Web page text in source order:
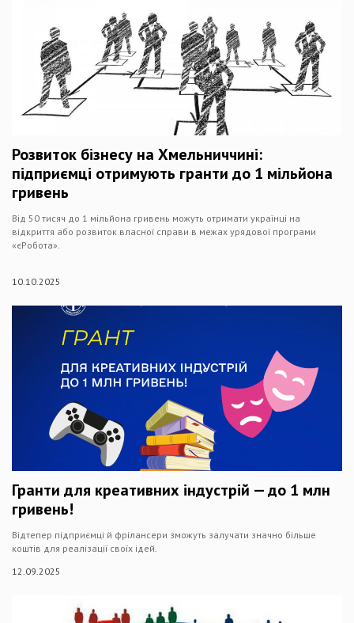
Розвиток бізнесу на Хмельниччині:
підприємці отримують гранти до 1 мільйона
гривень
Від 50 тисяч до 1 мільйона гривень можуть отримати українці на
відкриття або розвиток власної справи в межах урядової програми
«єРобота».
10.10.2025
Гранти для креативних індустрій — до 1 млн
гривень!
Відтепер підприємці й фрілансери зможуть залучати значно більше
коштів для реалізації своїх ідей.
12.09.2025